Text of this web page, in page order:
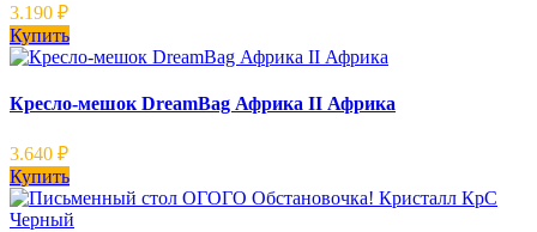
3.190 ₽
Купить
Кресло-мешок DreamBag Африка II Африка
3.640 ₽
Купить